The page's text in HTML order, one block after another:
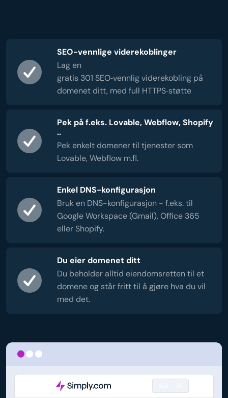
SEO-vennlige viderekoblinger
Lag en
gratis 301 SEO‑vennlig viderekobling på
domenet ditt, med full HTTPS‑støtte
Pek på f.eks. Lovable, Webflow, Shopify
..
Pek enkelt domener til tjenester som
Lovable, Webflow m.fl.
Enkel DNS-konfigurasjon
Bruk en DNS-konfigurasjon - f.eks. til
Google Workspace (Gmail), Office 365
eller Shopify.
Du eier domenet ditt
Du beholder alltid eiendomsretten til et
domene og står fritt til å gjøre hva du vil
med det.